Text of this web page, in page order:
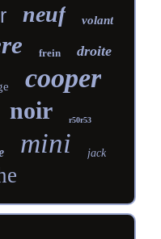
neuf volant
frein droite
cooper
noir r50r53
mini jack